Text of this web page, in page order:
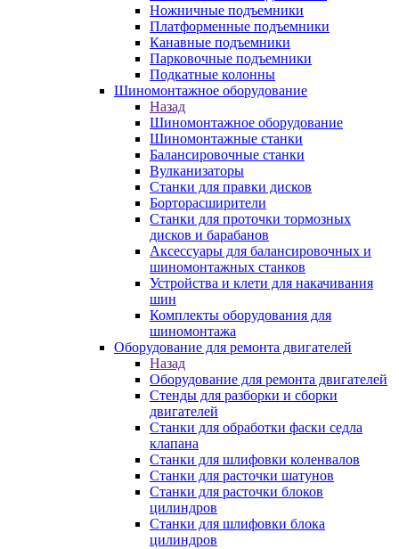
Ножничные подъемники
Платформенные подъемники
Канавные подъемники
Парковочные подъемники
Подкатные колонны
Шиномонтажное оборудование
Назад
Шиномонтажное оборудование
Шиномонтажные станки
Балансировочные станки
Вулканизаторы
Станки для правки дисков
Борторасширители
Станки для проточки тормозных
дисков и барабанов
Аксессуары для балансировочных и
шиномонтажных станков
Устройства и клети для накачивания
шин
Комплекты оборудования для
шиномонтажа
Оборудование для ремонта двигателей
Назад
Оборудование для ремонта двигателей
Стенды для разборки и сборки
двигателей
Станки для обработки фаски седла
клапана
Станки для шлифовки коленвалов
Станки для расточки шатунов
Станки для расточки блоков
цилиндров
Станки для шлифовки блока
цилиндров